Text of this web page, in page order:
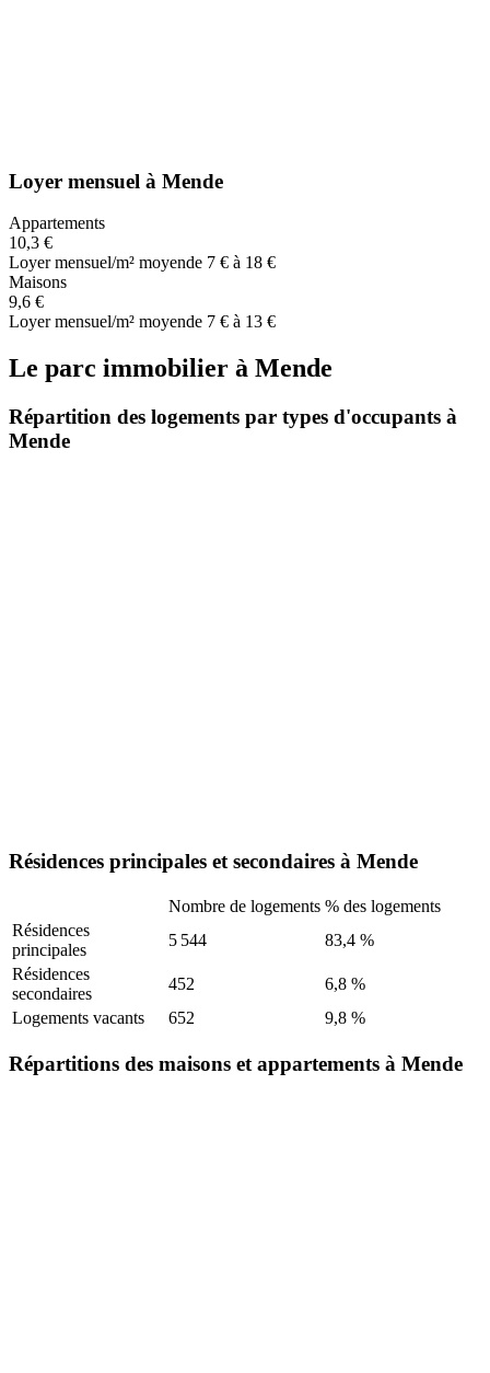
Loyer mensuel à Mende
Appartements
10,3 €
Loyer mensuel/m² moyende 7 € à 18 €
Maisons
9,6 €
Loyer mensuel/m² moyende 7 € à 13 €
Le parc immobilier à Mende
Répartition des logements par types d'occupants à
Mende
Résidences principales et secondaires à Mende
Nombre de logements % des logements
Résidences
principales
5 544
83,4 %
Résidences
secondaires
452
6,8 %
Logements vacants
652 9,8 %
Répartitions des maisons et appartements à Mende